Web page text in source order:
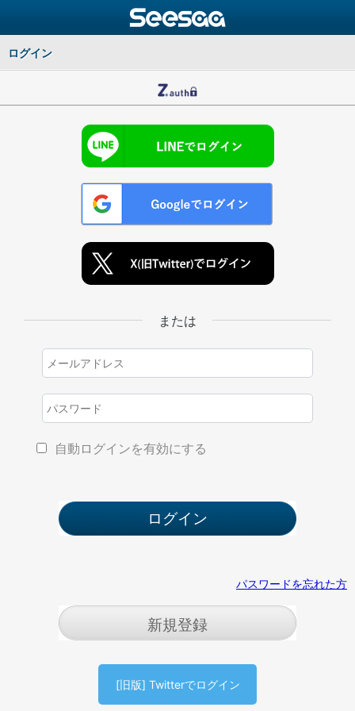
ログイン
または
自動ログインを有効にする
パスワードを忘れた方
新規登録
[旧版] Twitterでログイン